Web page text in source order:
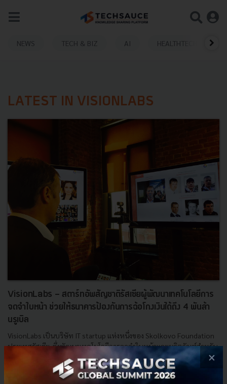
NEWS TECH & BIZ AI HEALTHTECH
LATEST IN VISIONLABS
VisionLabs - สตาร์ทอัพสัญชาติรัสเซียผู้พัฒนาเทคโนโลยีการ
จดจำใบหน้า ช่วยให้ธนาคารป้องกันการฉ้อโกงเงินได้ถึง 4 พันล้า
นรูเบิล
VisionLabs เป็นบริษัท IT startup แห่งหนึ่งของ Skolkovo Foundation
ประเทศรัสเซีย ซึ่งพัฒนาเทคโนโลยีการจดจำใบหน้าและผลิตภัณฑ์สำหรับ
หน่วยงานทางการเงิน การค้าปลีก และการเฝ้าระวังและรั...
มกราคม 28, 2017| ByTechsauce Team
×